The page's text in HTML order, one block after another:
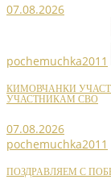
07.08.2026
pochemuchka2011
КИМОВЧАНКИ
УЧАСТНИКАМ СВО
07.08.2026
pochemuchka2011
ПОЗДРАВЛЯЕМ С